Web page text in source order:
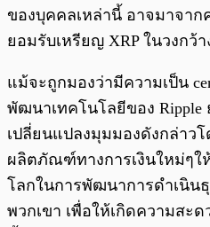
ของบุคคลเหล่านี้ อาจมาจาก
ยอมรับเหรียญ XRP ในวงกว้
แม้จะถูกมองว่ามีความเป็น
พัฒนาเทคโนโลยีของ Ripple
เปลี่ยนแปลงมุมมองดังกล่าว
ผลิตภัณฑ์ทางการเงินใหม่ๆใ
โลกในการพัฒนาการดำเนิน
พวกเขา เพื่อให้เกิดความสะ